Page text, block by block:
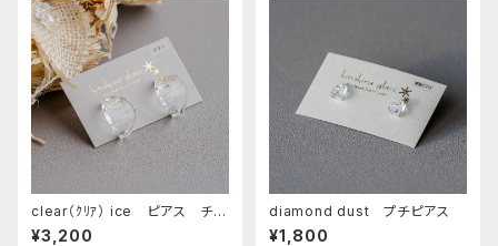
clear（ｸﾘｱ） ice ピアス チタ
ンポスト
¥3,200
diamond dust プチピアス
¥1,800